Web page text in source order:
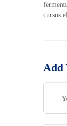
cursus
Add